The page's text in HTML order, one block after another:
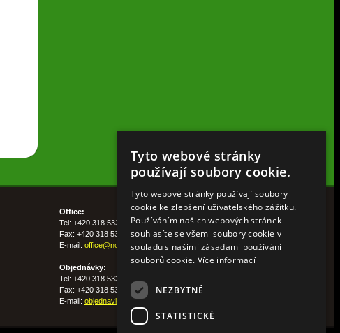
Office:
Tel: +420 318 533 511
Fax: +420 318 533 513
E-mail: office@nohelgarden.cz
Objednávky:
Tel: +420 318 533 533
Fax: +420 318 533 538
E-mail: objednavky@nohelgarden.cz
Tyto webové stránky
používají soubory cookie.
Tyto webové stránky používají soubory
cookie ke zlepšení uživatelského zážitku.
Používáním našich webových stránek
souhlasíte se všemi soubory cookie v
souladu s našimi zásadami používání
souborů cookie. Více informací
NEZBYTNÉ
STATISTICKÉ